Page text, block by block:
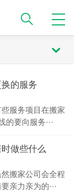
的服务
服务项目在搬家
要向服务···
做些什么
搬家公司会全程
亲力亲为的···